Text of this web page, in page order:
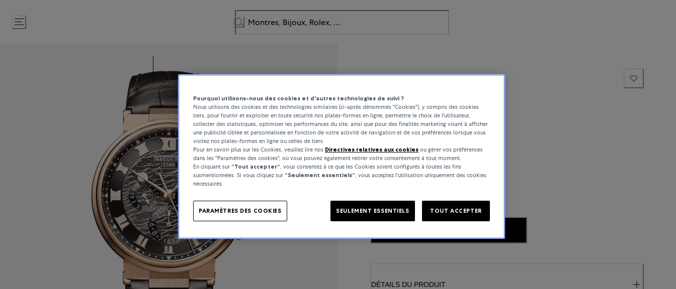
Passer
au
Marine
39 300 CHF
incl. TVA / Livraison gratuite
DÉTAILS DU PRODUIT
Pourquoi utilisons-nous des cookies et d'autres technologies de suivi ?
Nous utilisons des cookies et des technologies similaires (ci-après dénommés "Cookies"), y compris des cookies
tiers, pour fournir et exploiter en toute sécurité nos plates-formes en ligne, permettre le choix de l'utilisateur,
collecter des statistiques, optimiser les performances du site, ainsi que pour des finalités marketing visant à afficher
une publicité ciblée et personnalisée en fonction de votre activité de navigation et de vos préférences lorsque vous
visitez nos plates-formes en ligne ou celles de tiers.
Pour en savoir plus sur les Cookies, veuillez lire nos Directives relatives aux cookies ou gérer vos préférences
dans les "Paramètres des cookies", où vous pouvez également retirer votre consentement à tout moment.
En cliquant sur “Tout accepter“, vous consentez à ce que les Cookies soient configurés à toutes les fins
susmentionnées. Si vous cliquez sur “Seulement essentiels”, vous acceptez l'utilisation uniquement des cookies
nécessaires.
PARAMÈTRES DES COOKIES SEULEMENT ESSENTIELS TOUT ACCEPTER